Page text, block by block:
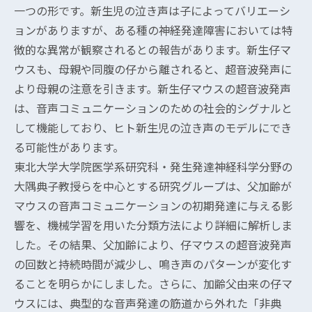
一つの形です。新生児の泣き声は子によってバリエーシ
ョンがありますが、ある種の神経発達障害においては特
徴的な異常が観察されるとの報告があります。新生仔マ
ウスも、母親や同腹の仔から離されると、超音波発声に
より母親の注意を引きます。新生仔マウスの超音波発声
は、音声コミュニケーションのための社会的シグナルと
して機能しており、ヒト新生児の泣き声のモデルにでき
る可能性があります。
東北大学大学院医学系研究科・発生発達神経科学分野の
大隅典子教授らを中心とする研究グループは、父加齢が
マウスの音声コミュニケーションの初期発達に与える影
響を、機械学習を用いた分類方法により詳細に解析しま
した。その結果、父加齢により、仔マウスの超音波発声
の回数と持続時間が減少し、鳴き声のパターンが変化す
ることを明らかにしました。さらに、加齢父由来の仔マ
ウスには、典型的な音声発達の筋道から外れた「非典